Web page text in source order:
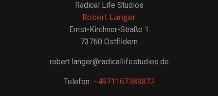
Radical Life Studios
Robert Langer
Ernst-Kirchner-Straße 1
73760 Ostfildern
robert.langer@radicallifestudios.de
Telefon: +4971167389872